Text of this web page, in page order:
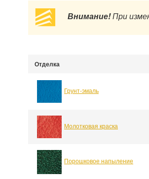
Внимание!При
Отделка
Грунт-эмаль
Молотковая краска
Порошковое напыление